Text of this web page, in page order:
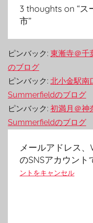
ン3 thoughts on “ス
市”
ピンバック: 東漸寺＠千
のブログ
ピンバック: 北小金駅南
Summerfieldのブログ
ピンバック: 初満月＠神
Summerfieldのブログ
メールアドレス
のSNSアカウント
ントをキャンセル